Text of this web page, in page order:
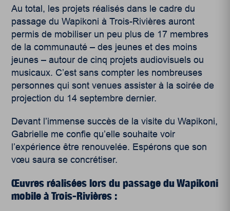
Au total, les projets réalisés dans le cadre du
passage du Wapikoni à Trois-Rivières auront
permis de mobiliser un peu plus de 17 membres
de la communauté – des jeunes et des moins
jeunes – autour de cinq projets audiovisuels ou
musicaux. C’est sans compter les nombreuses
personnes qui sont venues assister à la soirée de
projection du 14 septembre dernier.
Devant l’immense succès de la visite du Wapikoni,
Gabrielle me confie qu’elle souhaite voir
l’expérience être renouvelée. Espérons que son
vœu saura se concrétiser.
Œuvres réalisées lors du passage du Wapikoni
mobile à Trois-Rivières :